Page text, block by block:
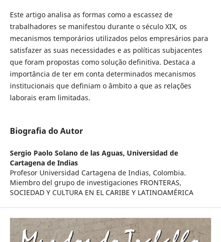
Este artigo analisa as formas como a escassez de
trabalhadores se manifestou durante o século XIX, os
mecanismos temporários utilizados pelos empresários para
satisfazer as suas necessidades e as políticas subjacentes
que foram propostas como solução definitiva. Destaca a
importância de ter em conta determinados mecanismos
institucionais que definiam o âmbito a que as relações
laborais eram limitadas.
Biografia do Autor
Sergio Paolo Solano de las Aguas, Universidad de
Cartagena de Indias
Profesor Universidad Cartagena de Indias, Colombia.
Miembro del grupo de investigaciones FRONTERAS,
SOCIEDAD Y CULTURA EN EL CARIBE Y LATINOAMÉRICA